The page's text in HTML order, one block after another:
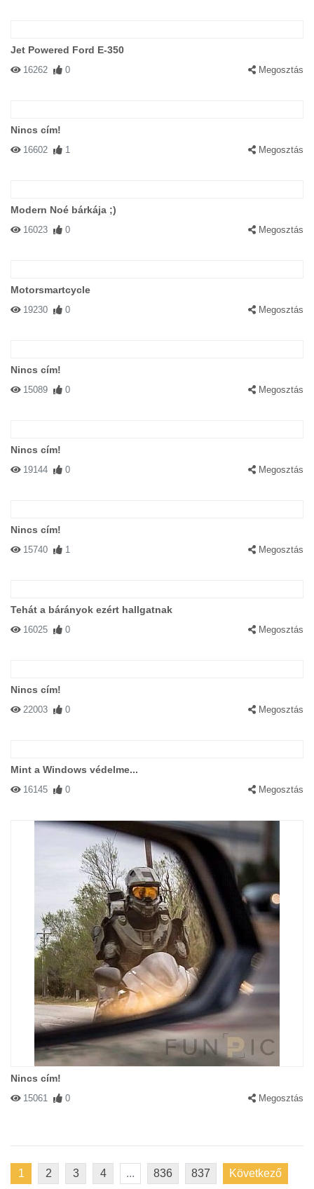
Jet Powered Ford E-350
16262 0 Megosztás
Nincs cím!
16602 1 Megosztás
Modern Noé bárkája ;)
16023 0 Megosztás
Motorsmartcycle
19230 0 Megosztás
Nincs cím!
15089 0 Megosztás
Nincs cím!
19144 0 Megosztás
Nincs cím!
15740 1 Megosztás
Tehát a bárányok ezért hallgatnak
16025 0 Megosztás
Nincs cím!
22003 0 Megosztás
Mint a Windows védelme...
16145 0 Megosztás
Nincs cím!
15061 0 Megosztás
1 2 3 4 ... 836 837 Következő